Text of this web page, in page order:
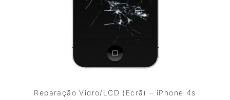
Reparação Vidro/LCD (Ecrã) – iPhone 4s